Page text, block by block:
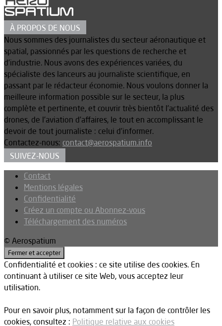
À PROPOS DE NOUS
Nous sommes des journalistes du secteur aéronautique et
spatial, passionnés par les questions de recherche et
d’industrie. Nous avons des expériences variées, du
spécialiste des lanceurs au journaliste scientifique, en
passant par le rédacteur économie. Nous voulons donner la
meilleure information possible sur le secteur, la plus
complète et pertinente, et couvrir très bientôt l’actualité des
drones, de l’aviation d’affaires, le tout en accomplissant le
devoir de tout journaliste : celui d’informer.
Contactez-nous: contact@aerospatium.info
SUIVEZ-NOUS
Contact
Mentions légales
Confidentialité
Créez un compte ou Abonnez-vous
Téléchargement des numéros
© Aerospatium
Confidentialité et cookies : ce site utilise des cookies. En
continuant à utiliser ce site Web, vous acceptez leur
utilisation.
Pour en savoir plus, notamment sur la façon de contrôler les
cookies, consultez : Politique relative aux cookies